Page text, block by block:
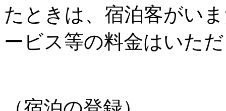
たときは、宿泊客がい
ービス等の料金はいた